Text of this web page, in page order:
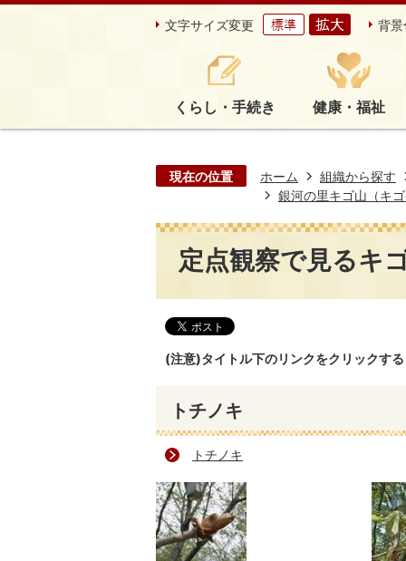
文字サイズ変更 背景
くらし・手続き 健康・福祉
現在の位置 ホーム
組織から探す
銀河の里キゴ山（キ
定点観察で見るキ
(注意)タイトル下のリンクをクリックす
トチノキ
トチノキ